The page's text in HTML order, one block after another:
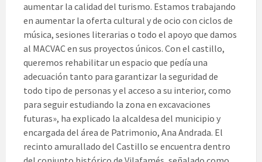
aumentar la calidad del turismo. Estamos trabajando
en aumentar la oferta cultural y de ocio con ciclos de
música, sesiones literarias o todo el apoyo que damos
al MACVAC en sus proyectos únicos. Con el castillo,
queremos rehabilitar un espacio que pedía una
adecuación tanto para garantizar la seguridad de
todo tipo de personas y el acceso a su interior, como
para seguir estudiando la zona en excavaciones
futuras», ha explicado la alcaldesa del municipio y
encargada del área de Patrimonio, Ana Andrada. El
recinto amurallado del Castillo se encuentra dentro